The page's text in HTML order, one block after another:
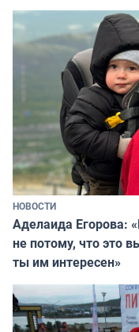
НОВОСТИ
Аделаида Егорова:
не потому, что это
ты им интересен»